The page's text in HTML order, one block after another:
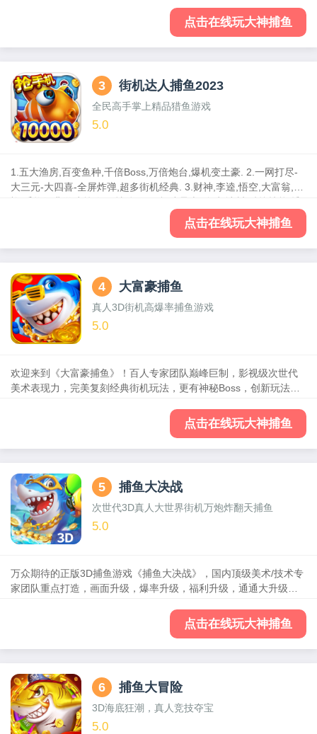
总有一款助你爆金嗨翻天！ 5.多重福利-各种活动海量金币，专享好
点击在线玩大神捕鱼
3 街机达人捕鱼2023
全民高手掌上精品猎鱼游戏
5.0
1.五大渔房,百变鱼种,千倍Boss,万倍炮台,爆机变土豪. 2.一网打尽-
大三元-大四喜-全屏炸弹,超多街机经典. 3.财神,李逵,悟空,大富翁,金
点击在线玩大神捕鱼
4 大富豪捕鱼
真人3D街机高爆率捕鱼游戏
5.0
欢迎来到《大富豪捕鱼》！百人专家团队巅峰巨制，影视级次世代
美术表现力，完美复刻经典街机玩法，更有神秘Boss，创新玩法，
点击在线玩大神捕鱼
5 捕鱼大决战
次世代3D真人大世界街机万炮炸翻天捕鱼
5.0
万众期待的正版3D捕鱼游戏《捕鱼大决战》，国内顶级美术/技术专
家团队重点打造，画面升级，爆率升级，福利升级，通通大升级！
和实时真人竞技。保留捕鱼经典玩法，多种创新炮台体验、海王大
作战重磅升级，弹头爆金玩不停！喜欢就赶快体验一下吧！
点击在线玩大神捕鱼
6 捕鱼大冒险
3D海底狂潮，真人竞技夺宝
5.0